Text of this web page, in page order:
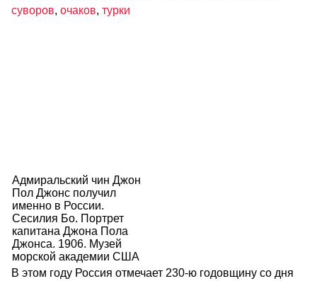
суворов, очаков, турки
Адмиральский чин Джон
Пол Джонс получил
именно в России.
Сесилия Бо. Портрет
капитана Джона Пола
Джонса. 1906. Музей
морской академии США
В этом году Россия отмечает 230-ю годовщину со дня